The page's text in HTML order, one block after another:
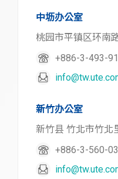
中坜办公室
桃园市平镇区环南
+886-3-493-
新竹办公室
新竹县 竹北市竹北
+886-3-560-